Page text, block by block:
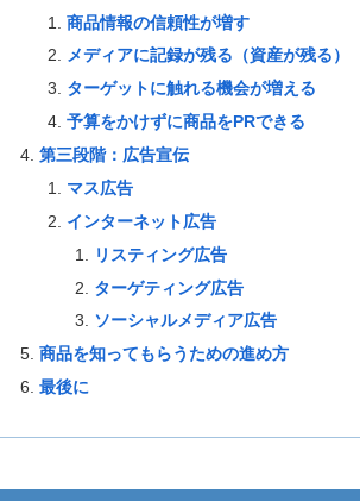
商品情報の信頼性が増す
メディアに記録が残る（資産が残る）
ターゲットに触れる機会が増える
予算をかけずに商品をPRできる
第三段階：広告宣伝
マス広告
インターネット広告
リスティング広告
ターゲティング広告
ソーシャルメディア広告
商品を知ってもらうための進め方
最後に